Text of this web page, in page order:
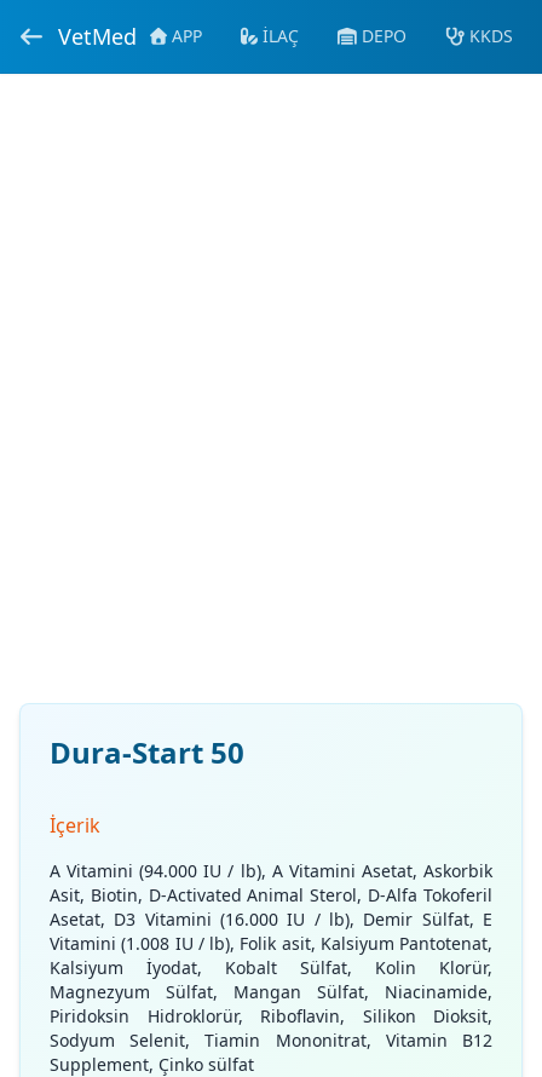
VetMed APP İLAÇ DEPO KKDS
Dura-Start 50
İçerik
A Vitamini (94.000 IU / lb), A Vitamini Asetat, Askorbik
Asit, Biotin, D-Activated Animal Sterol, D-Alfa Tokoferil
Asetat, D3 Vitamini (16.000 IU / lb), Demir Sülfat, E
Vitamini (1.008 IU / lb), Folik asit, Kalsiyum Pantotenat,
Kalsiyum İyodat, Kobalt Sülfat, Kolin Klorür,
Magnezyum Sülfat, Mangan Sülfat, Niacinamide,
Piridoksin Hidroklorür, Riboflavin, Silikon Dioksit,
Sodyum Selenit, Tiamin Mononitrat, Vitamin B12
Supplement, Çinko sülfat